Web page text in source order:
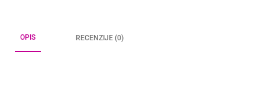
OPIS RECENZIJE (0)